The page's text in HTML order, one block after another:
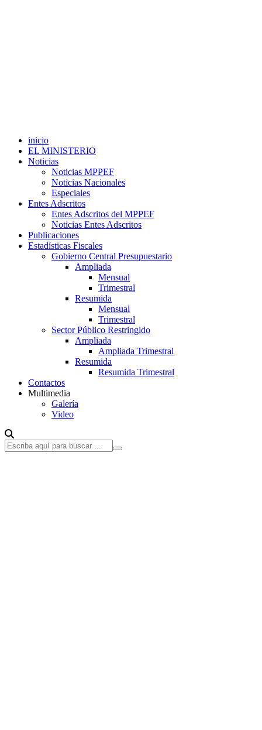
inicio
EL MINISTERIO
Noticias
Noticias MPPEF
Noticias Nacionales
Especiales
Entes Adscritos
Entes Adscritos del MPPEF
Noticias Entes Adscritos
Publicaciones
Estadísticas Fiscales
Gobierno Central Presupuestario
Ampliada
Mensual
Trimestral
Resumida
Mensual
Trimestral
Sector Público Restringido
Ampliada
Ampliada Trimestral
Resumida
Resumida Trimestral
Contactos
Multimedia
Galería
Video